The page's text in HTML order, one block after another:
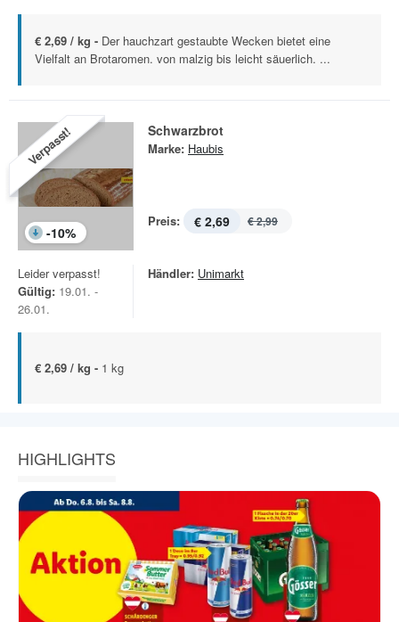
€ 2,69 / kg - Der hauchzart gestaubte Wecken bietet eine
Vielfalt an Brotaromen. von malzig bis leicht säuerlich. ...
Verpasst!
-10%
Schwarzbrot
Marke: Haubis
Preis: € 2,69 € 2,99
Leider verpasst!
Gültig: 19.01. -
26.01.
Händler: Unimarkt
€ 2,69 / kg - 1 kg
HIGHLIGHTS